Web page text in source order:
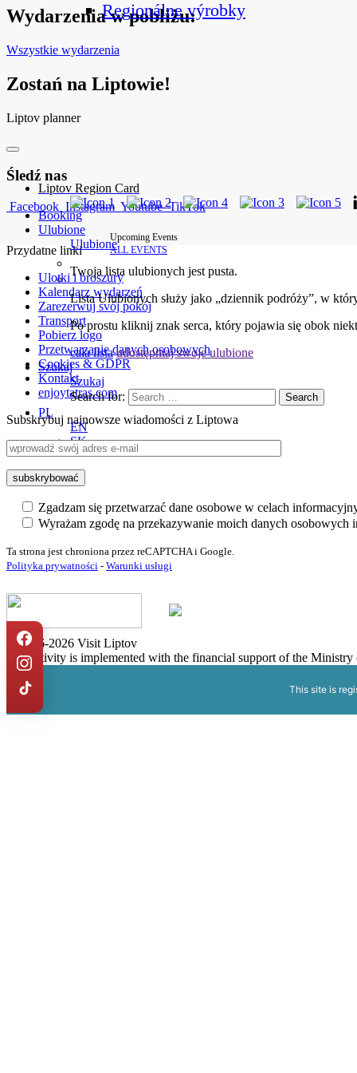
Regionálne výrobky
Upcoming Events
ALL EVENTS
Liptov Region Card
Booking
Ulubione
Ulubione
Twoja lista ulubionych jest pusta.
Lista Ulubionych służy jako „dziennik podróży”, w
Po prostu kliknij znak serca, który pojawia się obok
cała lista udostępniaj swoje ulubione
Szukaj
Szukaj
Search for:
PL
EN
SK
Wydarzenia w pobliżu:
Wszystkie wydarzenia
Zostań na Liptowie!
Liptov planner
Śledź nas
Facebook Instagram Youtube TikTok
Przydatne linki
Ulotki i broszury
Kalendarz wydarzeń
Zarezerwuj svój pokój
Transport
Pobierz logo
Przetwarzanie danych osobowych
Cookies & GDPR
Kontakt
enjoytatras.com
Subskrybuj najnowsze wiadomości z Liptowa
Zgadzam się przetwarzać dane osobowe w celach
Wyrażam zgodę na przekazywanie moich danych
Ta strona jest chroniona przez reCAPTCHA i Google.
Polityka prywatności - Warunki usługi
© 2016-2026 Visit Liptov
The activity is implemented with the financial support of the
This site is